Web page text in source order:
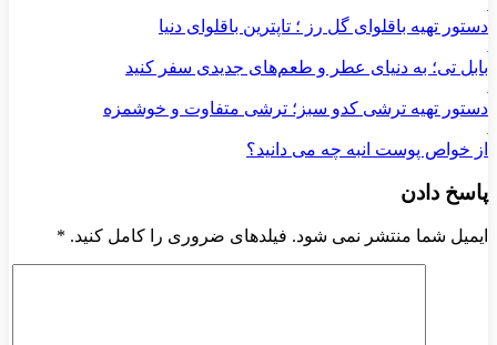
دستور تهیه باقلوای گل رز ؛ تاپترین باقلوای دنیا
بابل تی؛ به دنیای عطر و طعم‌های جدیدی سفر کنید
دستور تهیه ترشی کدو سبز؛ ترشی متفاوت و خوشمزه
از خواص پوست انبه چه می دانید؟
پاسخ دادن
ایمیل شما منتشر نمی شود. فیلدهای ضروری را کامل کنید. *